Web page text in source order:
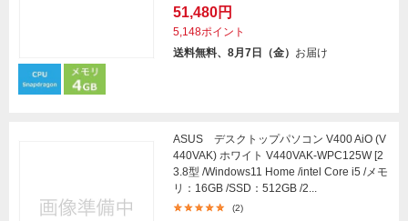
51,480円
5,148ポイント
送料無料、8月7日（金） お届け
ASUS デスクトップパソコン V400 AiO (V
440VAK) ホワイト V440VAK-WPC125W [2
3.8型 /Windows11 Home /intel Core i5 /メモ
リ：16GB /SSD：512GB /2...
(2)